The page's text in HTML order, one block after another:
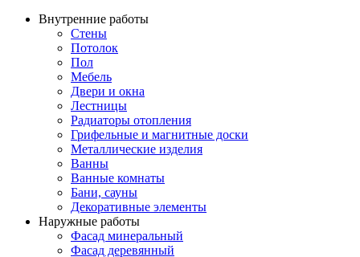
Внутренние работы
Стены
Потолок
Пол
Мебель
Двери и окна
Лестницы
Радиаторы отопления
Грифельные и магнитные доски
Металлические изделия
Ванны
Ванные комнаты
Бани, сауны
Декоративные элементы
Наружные работы
Фасад минеральный
Фасад деревянный